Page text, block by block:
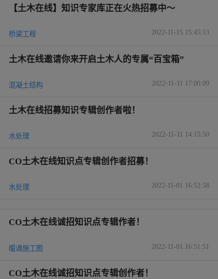
【土木在线】知识专家库正在火热招募中～
桥梁工程 2022-11-15 15:45:13
土木在线邀请你来开启土木人的专属“百宝箱”
混凝土结构 2022-11-11 17:00:09
土木在线招募知识专辑创作者啦！
水处理 2022-11-11 14:15:50
CO土木在线知识点专辑创作者招募！
水处理 2022-11-01 16:52:58
CO土木在线诚招知识点专辑作者！
暖通施工图 2022-11-01 16:51:51
CO土木在线诚招知识点专辑创作者！